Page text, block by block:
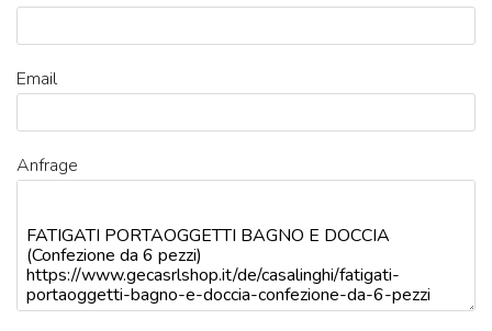
Email
Anfrage